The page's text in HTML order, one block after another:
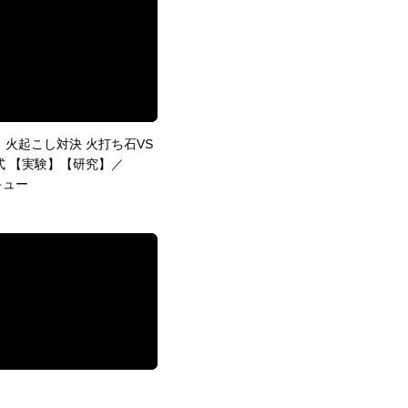
火起こし対決 火打ち石VS
【実験】【研究】／
ー